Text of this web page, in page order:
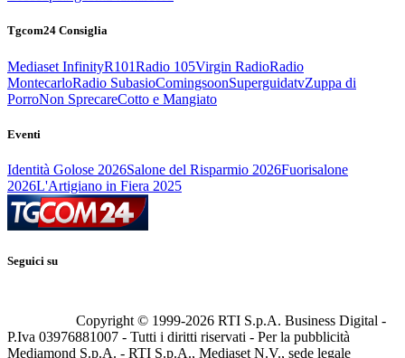
Tgcom24 Consiglia
Mediaset InfinityR101Radio 105Virgin RadioRadio
MontecarloRadio SubasioComingsoonSuperguidatvZuppa di
PorroNon SprecareCotto e Mangiato
Eventi
Identità Golose 2026Salone del Risparmio 2026Fuorisalone
2026L'Artigiano in Fiera 2025
Seguici su
Copyright © 1999-2026 RTI S.p.A. Business Digital -
P.Iva 03976881007 - Tutti i diritti riservati - Per la pubblicità
Mediamond S.p.A. - RTI S.p.A., Mediaset N.V., sede legale